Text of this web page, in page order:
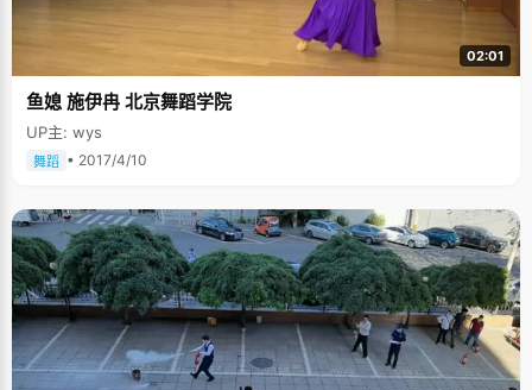
02:01
鱼媳 施伊冉 北京舞蹈学院
UP主: wys
舞蹈 • 2017/4/10